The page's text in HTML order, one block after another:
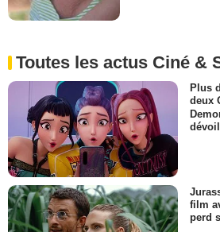
Toutes les actus Ciné &
Plus
deux
film
perd